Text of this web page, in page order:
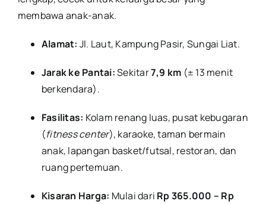
membawa anak-anak.
Alamat: Jl. Laut, Kampung Pasir, Sungai Liat.
Jarak ke Pantai:Sekitar7,9 km (± 13 menit
berkendara).
Fasilitas: Kolam renang luas, pusat kebugaran
(fitness center), karaoke, taman bermain
anak, lapangan basket/futsal, restoran, dan
ruang pertemuan.
Kisaran Harga: Mulai dari Rp 365.000 – Rp